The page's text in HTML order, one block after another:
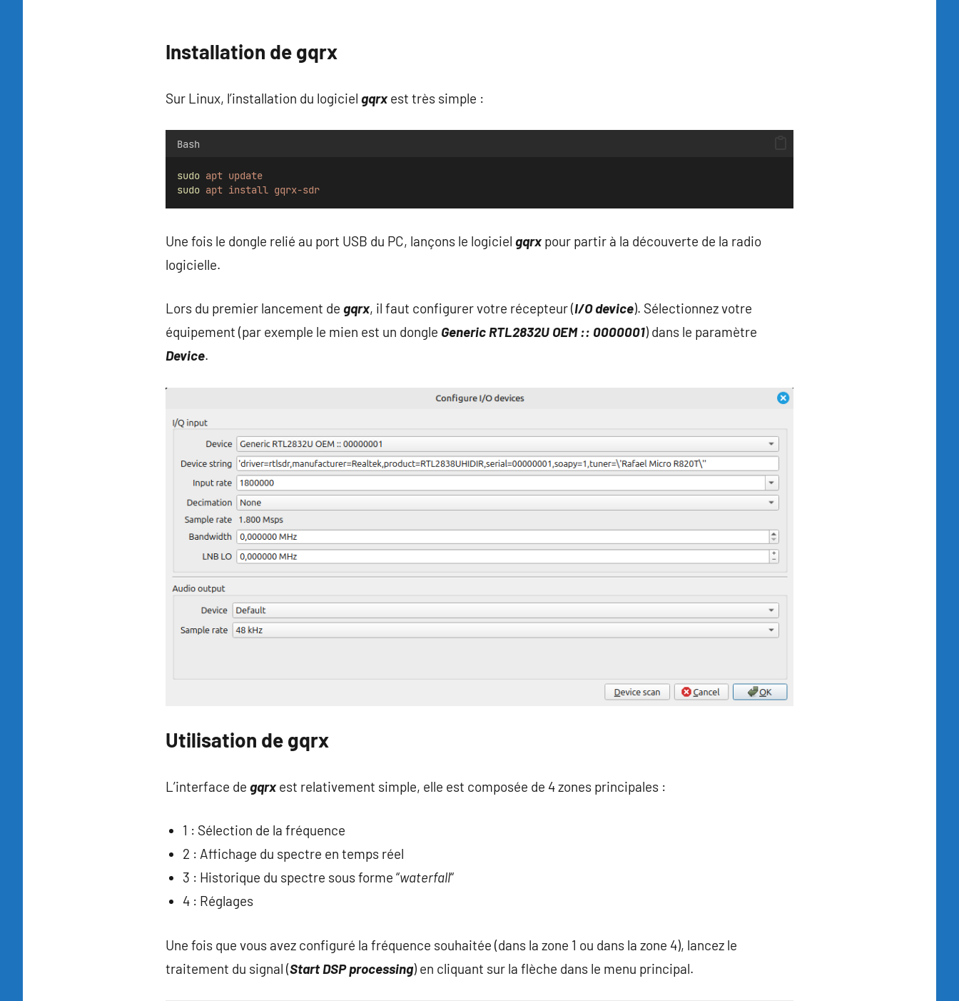
Installation de gqrx
Sur Linux, l’installation du logiciel gqrxest très simple :
Bash
sudo apt update
sudo apt install gqrx-sdr
Une fois le dongle relié au port USB du PC, lançons le logiciel gqrxpour partir à la découverte de la radio
logicielle.
Lors du premier lancement de gqrx, il faut configurer votre récepteur (I/O device). Sélectionnez votre
équipement (par exemple le mien est un dongle Generic RTL2832U OEM :: 0000001) dans le paramètre
Device.
Utilisation de gqrx
L’interface de gqrxest relativement simple, elle est composée de 4 zones principales :
1 : Sélection de la fréquence
2 : Affichage du spectre en temps réel
3 : Historique du spectre sous forme “waterfall“
4 : Réglages
Une fois que vous avez configuré la fréquence souhaitée (dans la zone 1 ou dans la zone 4), lancez le
traitement du signal (Start DSP processing) en cliquant sur la flèche dans le menu principal.